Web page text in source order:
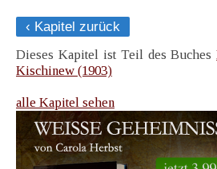
‹ Kapitel zurück
Dieses Kapitel ist Teil des Buches
Kischinew (1903)
alle Kapitel sehen